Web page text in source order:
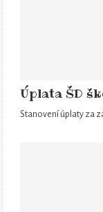
Úplata ŠD
Stanovení úplaty za